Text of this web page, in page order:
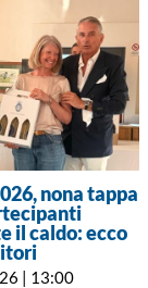
nona tappa
il caldo: ecco
| 13:00